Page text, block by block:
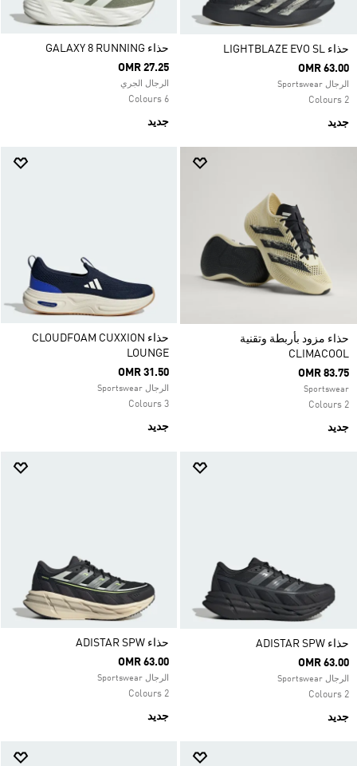
حذاء LIGHTBLAZE EVO SL
OMR 63.00
الرجال Sportswear
2 Colours
جديد
حذاء GALAXY 8 RUNNING
OMR 27.25
الرجال الجري
6 Colours
جديد
حذاء مزود بأربطة وتقنية
CLIMACOOL
OMR 83.75
Sportswear
2 Colours
جديد
حذاء CLOUDFOAM CUXXION
LOUNGE
OMR 31.50
الرجال Sportswear
3 Colours
جديد
حذاء ADISTAR SPW
OMR 63.00
الرجال Sportswear
2 Colours
جديد
حذاء ADISTAR SPW
OMR 63.00
الرجال Sportswear
2 Colours
جديد